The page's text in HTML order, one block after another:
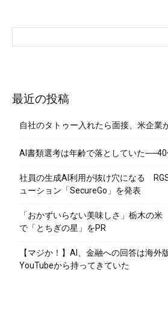
最近の投稿
自社のタトゥー入れたら面接、米企業
AI書類選考は年齢で落としていた
社員の生成AI利用が抜け穴になる
ューション「SecureGo」を発表
「おかずいらない美味しさ」栃木の
で「とちぎの星」をPR
【マジか！】AI、金融への回答は海外
YouTubeから持ってきていた